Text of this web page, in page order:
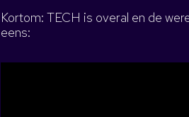
Kortom: TECH is overal en de
eens: